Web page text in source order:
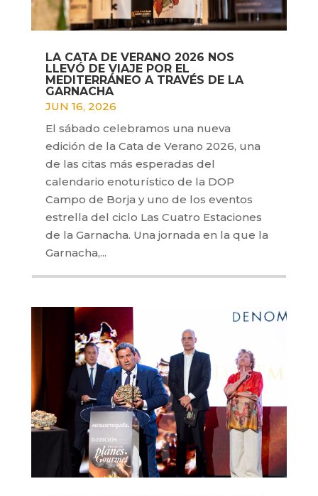
LA CATA DE VERANO 2026 NOS
LLEVÓ DE VIAJE POR EL
MEDITERRÁNEO A TRAVÉS DE LA
GARNACHA
JUN 16, 2026
El sábado celebramos una nueva
edición de la Cata de Verano 2026, una
de las citas más esperadas del
calendario enoturístico de la DOP
Campo de Borja y uno de los eventos
estrella del ciclo Las Cuatro Estaciones
de la Garnacha. Una jornada en la que la
Garnacha,...